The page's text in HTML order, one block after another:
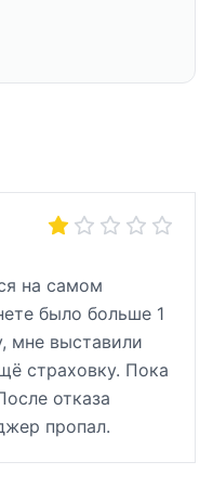
на самом
было больше 1
мне выставили
страховку. Пока
отказа
пропал.